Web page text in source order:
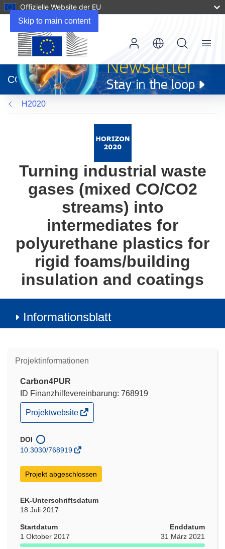
Skip to main content
Offizielle Website der EU
neuem
Fenster)
CORDIS
Menu
H2020
Turning industrial waste
gases (mixed CO/CO2
streams) into
intermediates for
polyurethane plastics for
rigid foams/building
insulation and coatings
Informationsblatt
Projektinformationen
Carbon4PUR
ID Finanzhilfevereinbarung: 768919
(öffnet
in
Fenster)
Projektwebsite
DOI
10.3030/768919
Projekt abgeschlossen
EK-Unterschriftsdatum
18 Juli 2017
Startdatum
1 Oktober 2017
Enddatum
31 März 2021